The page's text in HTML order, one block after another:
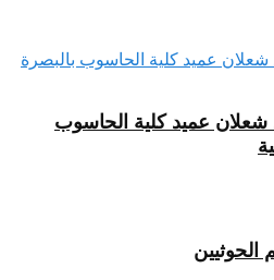
عميد كلية الحاسوب
الحوثيين